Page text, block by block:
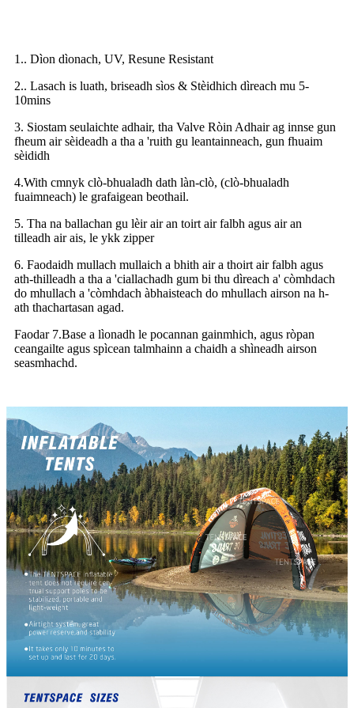
1.. Dìon dìonach, UV, Resune Resistant
2.. Lasach is luath, briseadh sìos & Stèidhich dìreach mu 5-
10mins
3. Siostam seulaichte adhair, tha Valve Ròin Adhair ag innse gun
fheum air sèideadh a tha a 'ruith gu leantainneach, gun fhuaim
sèididh
4.With cmnyk clò-bhualadh dath làn-clò, (clò-bhualadh
fuaimneach) le grafaigean beothail.
5. Tha na ballachan gu lèir air an toirt air falbh agus air an
tilleadh air ais, le ykk zipper
6. Faodaidh mullach mullaich a bhith air a thoirt air falbh agus
ath-thilleadh a tha a 'ciallachadh gum bi thu dìreach a' còmhdach
do mhullach a 'còmhdach àbhaisteach do mhullach airson na h-
ath thachartasan agad.
Faodar 7.Base a lìonadh le pocannan gainmhich, agus ròpan
ceangailte agus spìcean talmhainn a chaidh a shìneadh airson
seasmhachd.